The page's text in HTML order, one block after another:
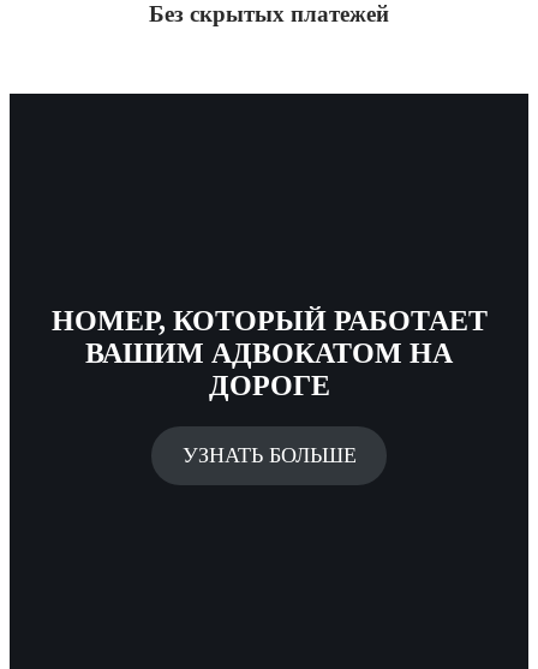
Без скрытых платежей
НОМЕР, КОТОРЫЙ РАБОТАЕТ
ВАШИМ АДВОКАТОМ НА
ДОРОГЕ
УЗНАТЬ БОЛЬШЕ